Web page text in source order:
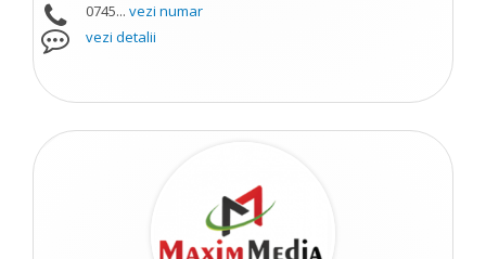
0745... vezi numar
vezi detalii